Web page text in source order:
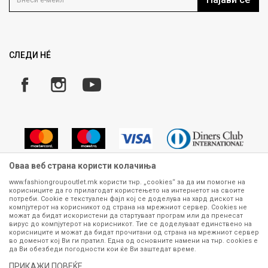
Како да купите
Замена и рефундација на производи
Плаќање
СЛЕДИ НÉ
Сите информации околу производите кои се изложени на нашата
онлајн продавница се стремиме да бидат конкретни, точни и прецизни,
меѓутоа не можеме да гарантираме дека се без ниту една грешка или
пак дека сите производи во моментот се достапни на залиха.
Фотографиите се најверодостојниот приказ на производот. Доколку
дојде до потреба за замена на производ или рефундација, процедурата
Оваа веб страна користи колачиња
www.fashiongroupoutlet.mk користи тнр. „cookies“ за да им помогне на
корисниците да го прилагодат користењето на интернетот на своите
потреби. Cookie е текстуален фајл кој се доделува на хард дискот на
компјутерот на корисникот од страна на мрежниот сервер. Cookies не
можат да бидат искористени да стартуваат програм или да пренесат
вирус до компјутерот на корисникот. Тие се доделуваат единствено на
корисниците и можат да бидат прочитани од страна на мрежниот сервер
во доменот кој Ви ги пратил. Една од основните намени на тнр. сookies е
да Ви обезбеди погодности кои ќе Ви заштедат време.